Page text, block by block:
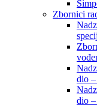
Zbornici
dio
dio